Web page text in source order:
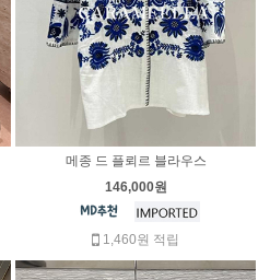
메종 드 플뢰르 블라우스
146,000원
1,460원 적립